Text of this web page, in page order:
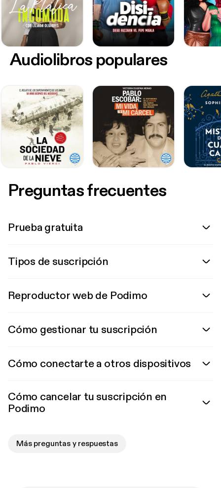
Audiolibros populares
Preguntas frecuentes
Prueba gratuita
Tipos de suscripción
Reproductor web de Podimo
Cómo gestionar tu suscripción
Cómo conectarte a otros dispositivos
Cómo cancelar tu suscripción en
Podimo
Más preguntas y respuestas